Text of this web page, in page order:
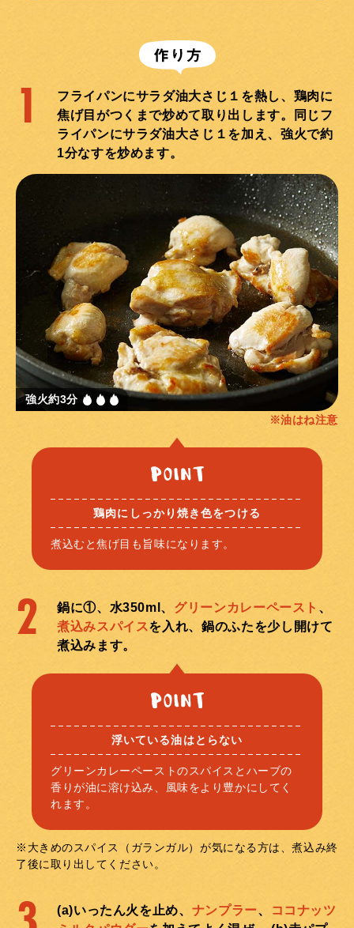
1
フライパンにサラダ油大さじ１を熱し、鶏肉に
焦げ目がつくまで炒めて取り出します。同じフ
ライパンにサラダ油大さじ１を加え、強火で約
1分なすを炒めます。
強火約3分
※油はね注意
鶏肉にしっかり焼き色をつける
煮込むと焦げ目も旨味になります。
2 鍋に①、水350ml、 グリーンカレーペースト 、
煮込みスパイスを入れ、鍋のふたを少し開けて
煮込みます。
浮いている油はとらない
グリーンカレーペーストのスパイスとハーブの
香りが油に溶け込み、風味をより豊かにしてく
れます。
※大きめのスパイス（ガランガル）が気になる方は、煮込み終
了後に取り出してください。
(a)いったん火を止め、 ナンプラー、
ココナッツ